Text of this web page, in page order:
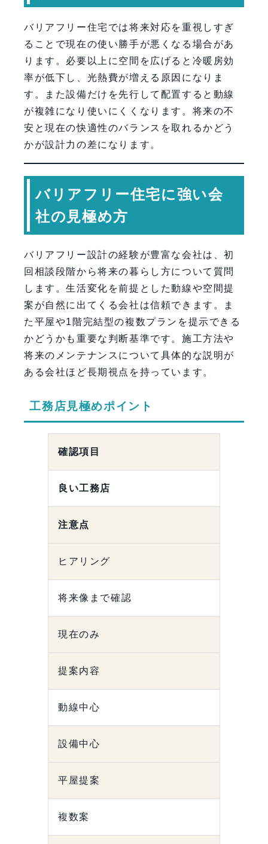
バリアフリー住宅では将来対応を重視しすぎ
ることで現在の使い勝手が悪くなる場合があ
ります。必要以上に空間を広げると冷暖房効
率が低下し、光熱費が増える原因になりま
す。また設備だけを先行して配置すると動線
が複雑になり使いにくくなります。将来の不
安と現在の快適性のバランスを取れるかどう
かが設計力の差になります。
バリアフリー住宅に強い会
社の見極め方
バリアフリー設計の経験が豊富な会社は、初
回相談段階から将来の暮らし方について質問
します。生活変化を前提とした動線や空間提
案が自然に出てくる会社は信頼できます。ま
た平屋や1階完結型の複数プランを提示できる
かどうかも重要な判断基準です。施工方法や
将来のメンテナンスについて具体的な説明が
ある会社ほど長期視点を持っています。
工務店見極めポイント
確認項目
良い工務店
注意点
ヒアリング
将来像まで確認
現在のみ
提案内容
動線中心
設備中心
平屋提案
複数案